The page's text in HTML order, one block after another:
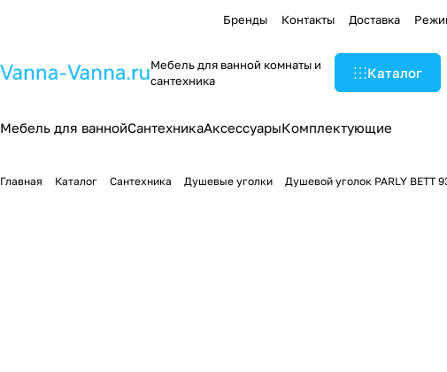
Бренды Контакты Доставка
Мебель для ванной комнаты и
сантехника
Каталог
Мебель для ваннойСантехникаАксессуарыКомплектующие
Главная Каталог Сантехника Душевые уголки Душевой уголок PARLY BETT